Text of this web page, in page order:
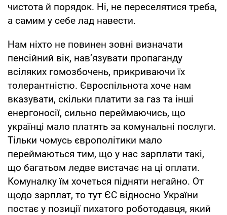
чистота й порядок. Ні, не переселятися треба,
а самим у себе лад навести.
Нам ніхто не повинен зовні визначати
пенсійний вік, нав’язувати пропаганду
всіляких гомозбочень, прикриваючи їх
толерантністю. Євроспільнота хоче нам
вказувати, скільки платити за газ та інші
енергоносії, сильно переймаючись, що
українці мало платять за комунальні послуги.
Тільки чомусь європолітики мало
переймаються тим, що у нас зарплати такі,
що багатьом ледве вистачає на ці оплати.
Комуналку їм хочеться підняти негайно. От
щодо зарплат, то тут ЄС відносно України
постає у позиції пихатого роботодавця, який